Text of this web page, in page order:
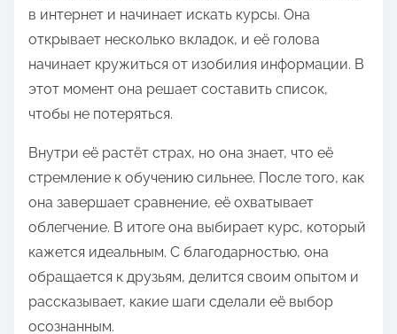
в интернет и начинает искать курсы. Она
открывает несколько вкладок, и её голова
начинает кружиться от изобилия информации. В
этот момент она решает составить список,
чтобы не потеряться.
Внутри её растёт страх, но она знает, что её
стремление к обучению сильнее. После того, как
она завершает сравнение, её охватывает
облегчение. В итоге она выбирает курс, который
кажется идеальным. С благодарностью, она
обращается к друзьям, делится своим опытом и
рассказывает, какие шаги сделали её выбор
осознанным.